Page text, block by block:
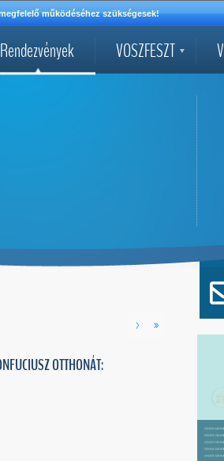
működéséhez szükségesek!
Rendezvények VOSZFESZT
> »
OTTHONÁT: